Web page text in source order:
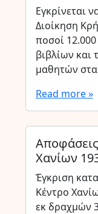
Εγκρίνεται
Διοίκηση
ποσοί
βιβλίων
μαθητών
Read more »
Χανίων
Έγκριση
Κέντρο
εκ δραχμών